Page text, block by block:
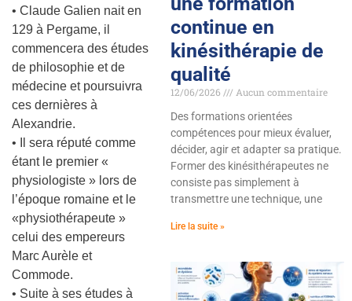
• Claude Galien nait en
129 à Pergame, il
commencera des études
de philosophie et de
médecine et poursuivra
ces dernières à
Alexandrie.
• Il sera réputé comme
étant le premier «
physiologiste » lors de
l’époque romaine et le
«physiothérapeute »
celui des empereurs
Marc Aurèle et
Commode.
• Suite à ses études à
continue en
kinésithérapie de
qualité
12/06/2026
Aucun commentaire
Des formations orientées
compétences pour mieux évaluer,
décider, agir et adapter sa pratique.
Former des kinésithérapeutes ne
consiste pas simplement à
transmettre une technique, une
Lire la suite »